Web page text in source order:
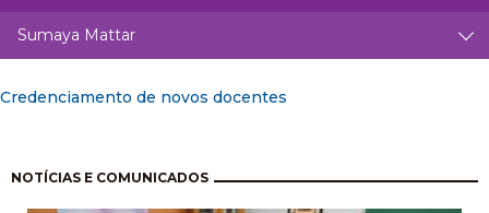
Sumaya Mattar
Credenciamento de novos docentes
NOTÍCIAS E COMUNICADOS
Paginação